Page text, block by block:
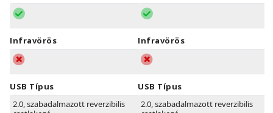
Infravörös
USB Típus
2.0, szabadalmazott reverzibilis
Infravörös
USB Típus
2.0, szabadalmazott reverzibilis